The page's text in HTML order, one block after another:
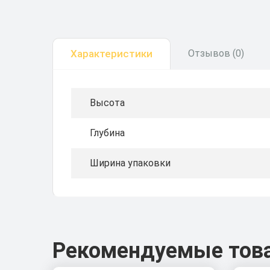
Характеристики Отзывов (0)
Высота
Глубина
Ширина упаковки
Рекомендуемые